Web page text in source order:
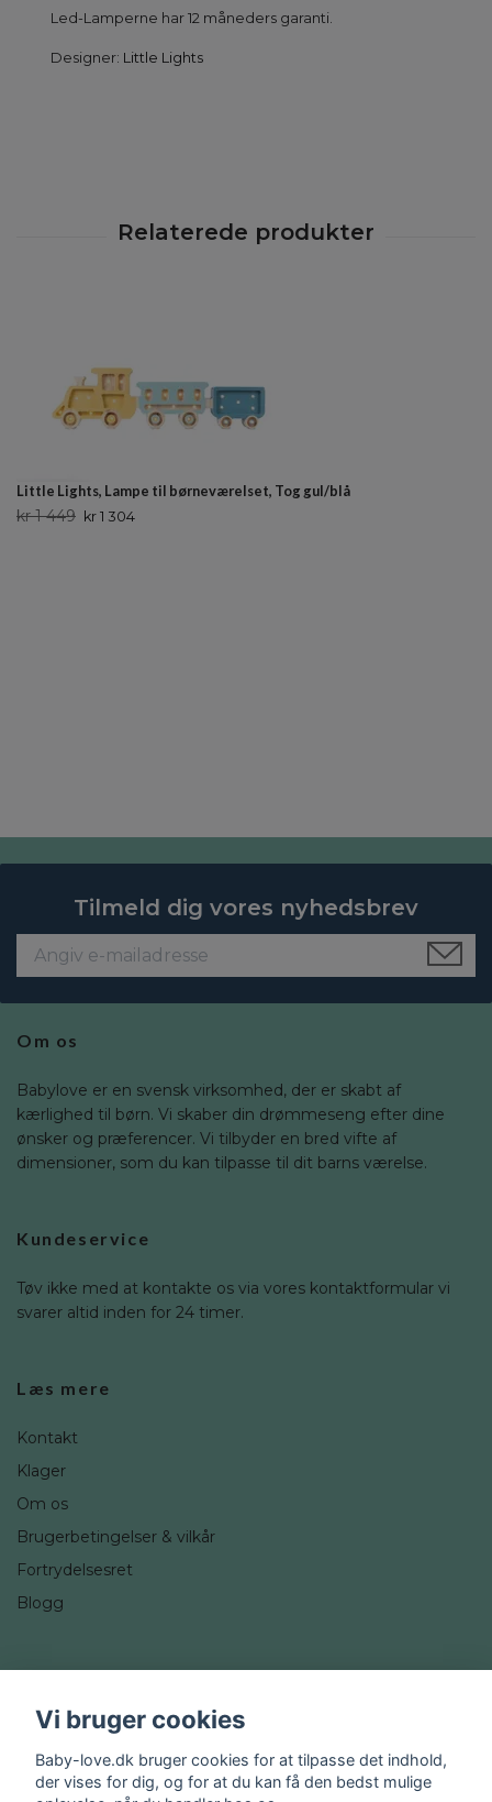
Led-Lamperne har 12 måneders garanti.
Designer: Little Lights
Little Lights, Lampe til børneværelset, Tog gul/blå
kr 1 449 kr 1 304
Tilmeld dig vores nyhedsbrev
Om os
Babylove er en svensk virksomhed, der er skabt af
kærlighed til børn. Vi skaber din drømmeseng efter dine
ønsker og præferencer. Vi tilbyder en bred vifte af
dimensioner, som du kan tilpasse til dit barns værelse.
Kundeservice
Tøv ikke med at kontakte os via vores kontaktformular vi
svarer altid inden for 24 timer.
Læs mere
Kontakt
Klager
Om os
Brugerbetingelser & vilkår
Fortrydelsesret
Blogg
Instagram
Vi bruger cookies
Baby-love.dk bruger cookies for at tilpasse det indhold,
der vises for dig, og for at du kan få den bedst mulige